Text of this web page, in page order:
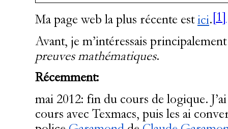
Ma page web la plus récente estici.[1]
Avant, je m’intéressais
preuves mathématiques.
Récemment:
mai 2012: fin du cours de logique.
cours avec Texmacs, puis les ai